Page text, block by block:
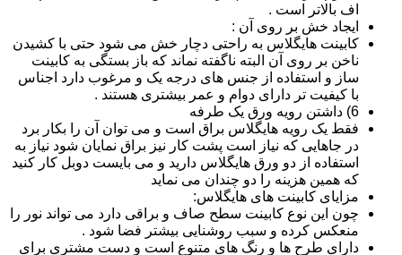
اف بالاتر است .
ایجاد خش بر روی آن :
کابینت هایگلاس به راحتی دچار خش می شود حتی با کشیدن
ناخن بر روی آن البته ناگفته نماند که باز بستگی به کابینت
ساز و استفاده از جنس های درجه یک و مرغوب دارد اجناس
با کیفیت تر دارای دوام و عمر بیشتری هستند .
6) داشتن رویه ورق یک طرفه
فقط یک رویه هایگلاس براق است و می توان آن را بکار برد
در جاهایی که نیاز است پشت کار نیز براق نمایان شود نیاز به
استفاده از دو ورق هایگلاس دارید و می بایست دوبل کار کنید
که همین هزینه را دو چندان می نماید
مزایای کابینت های هایگلاس:
چون این نوع کابینت سطح صاف و براقی دارد می تواند نور را
منعکس کرده و سبب روشنایی بیشتر فضا شود .
دارای طرح ها و رنگ های متنوع است و دست مشتری برای